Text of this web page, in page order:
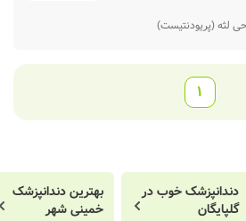
لثه (پریودنتیست)
1
دندانپزشک خوب در
گلپایگان
بهترین دندانپزشک
خمینی شهر